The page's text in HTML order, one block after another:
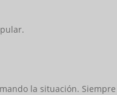
la situación.